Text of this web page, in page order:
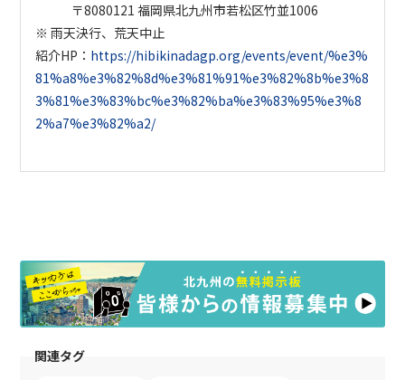
〒8080121 福岡県北九州市若松区竹並1006
※ 雨天決行、荒天中止
紹介HP ： https://hibikinadagp.org/events/event/%e3%
81%a8%e3%82%8d%e3%81%91%e3%82%8b%e3%8
3%81%e3%83%bc%e3%82%ba%e3%83%95%e3%8
2%a7%e3%82%a2/
関連タグ